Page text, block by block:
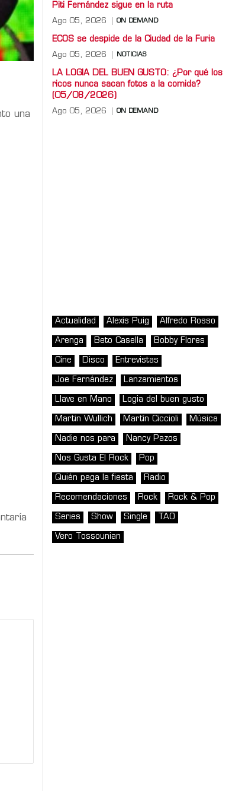
una
Piti Fernández sigue en la ruta
Ago 05, 2026 ON DEMAND
ECOS se despide de la Ciudad de la Furia
Ago 05, 2026 NOTICIAS
LA LOGIA DEL BUEN GUSTO: ¿Por qué los
ricos nunca sacan fotos a la comida?
(05/08/2026)
Ago 05, 2026 ON DEMAND
Actualidad Alexis Puig Alfredo Rosso
Arenga Beto Casella Bobby Flores
Cine Disco Entrevistas
Joe Fernández Lanzamientos
Llave en Mano Logia del buen gusto
Martin Wullich Martín Ciccioli Música
Nadie nos para Nancy Pazos
Nos Gusta El Rock Pop
Quién paga la fiesta Radio
Recomendaciones Rock Rock & Pop
Series Show Single TAO
Vero Tossounian